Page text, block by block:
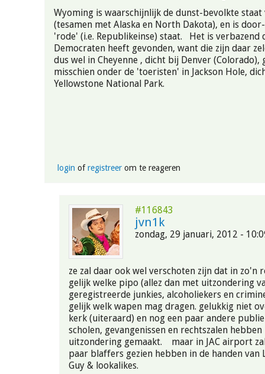
Wyoming is waarschijnlijk de dunst-bevolkte staat
(tesamen met Alaska en North Dakota), en is
'rode' (i.e. Republikeinse) staat. Het is verbazend
Democraten heeft gevonden, want die zijn daar
dus wel in Cheyenne , dicht bij Denver
misschien onder de 'toeristen' in Jackson Hole,
Yellowstone National Park.
login ofregistreerom te reageren
#116843
jvn1k
zondag, 29 januari, 2012 -
ze zal daar ook wel verschoten zijn dat in zo'n
gelijk welke pipo (allez dan met uitzondering
geregistreerde junkies, alcoholiekers en
gelijk welk wapen mag dragen. gelukkig niet
kerk (uiteraard) en nog een paar andere
scholen, gevangenissen en rechtszalen hebben
uitzondering gemaakt. maar in JAC airport
paar blaffers gezien hebben in de handen van
Guy & lookalikes.